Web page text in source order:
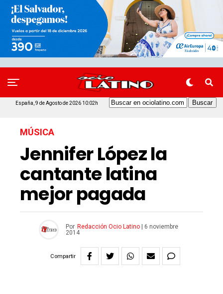
España, 9 de Agosto de 2026 10:02h
MÚSICA
Jennifer López la
cantante latina
mejor pagada
Por Redacción Ocio Latino|
6 noviembre
2014
Compartir